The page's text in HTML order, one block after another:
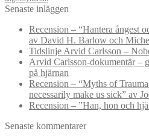
Senaste inläggen
Recension – “Hantera ångest
av David H. Barlow och
Tidslinje Arvid Carlsson –
Arvid Carlsson-dokumentär –
på hjärnan
Recension – “Myths of
necessarily make us sick” av
Recension – ”Han, hon och
Senaste kommentarer